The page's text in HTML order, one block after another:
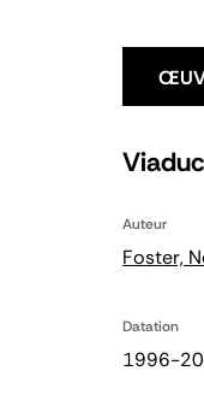
Auteur
Foster,
Datation
1996-